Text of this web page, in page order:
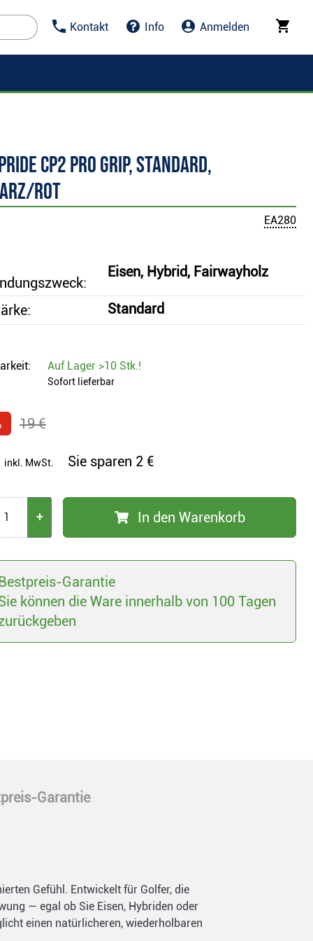
Kontakt Info Anmelden
CP2 Pro Grip, Standard,
Rot
EA280
Eisen, Hybrid, Fairwayholz
Standard
Auf Lager >10 Stk.!
Sofort lieferbar
19 €
inkl. MwSt. Sie sparen 2 €
+ In den Warenkorb
Garantie
können die Ware innerhalb von 100 Tagen
Garantie
Gefühl. Entwickelt für Golfer, die
— egal ob Sie Eisen, Hybriden oder
einen natürlicheren, wiederholbaren